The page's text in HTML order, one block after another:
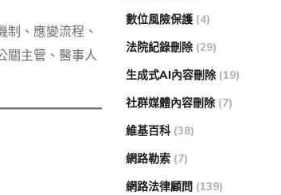
、應變流程、
關主管、醫事人
數位風險保護 (4)
法院紀錄刪除 (29)
生成式AI內容刪除 (19)
社群媒體內容刪除 (7)
維基百科 (38)
網路勒索 (7)
網路法律顧問 (139)